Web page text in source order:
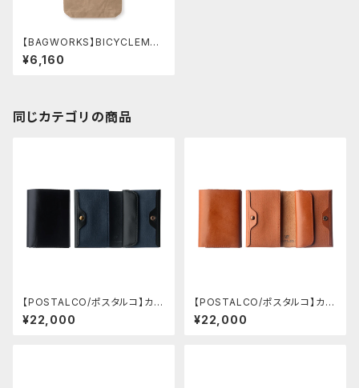
【BAGWORKS】BICYCLEMAN
(ベージュ)
¥6,160
同じカテゴリの商品
【POSTALCO/ポスタルコ】カー
ド&コインウォレット (Navy Blu
e)
¥22,000
【POSTALCO/ポスタルコ】カー
ド&コインウォレット (Brick Re
d)
¥22,000